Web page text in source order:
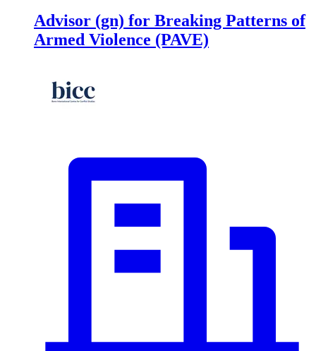
Advisor (gn) for Breaking Patterns of
Armed Violence (PAVE)